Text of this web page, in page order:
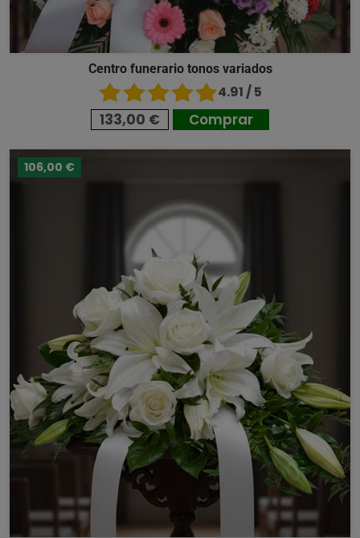
Centro funerario tonos variados
4.91 / 5
133,00 € Comprar
106,00 €